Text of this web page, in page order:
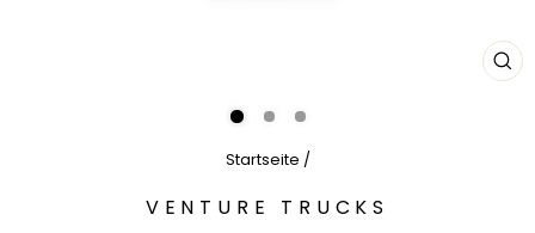
Startseite /
VENTURE TRUCKS